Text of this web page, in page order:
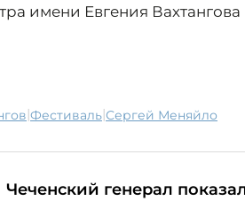
имени Евгения Вахтангова
| фестиваль| Сергей Меняйло
Чеченский генерал